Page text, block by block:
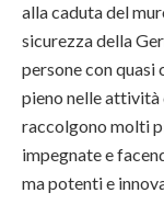
alla caduta del
sicurezza della
persone con quasi
pieno nelle attività
raccolgono molti
impegnate e
ma potenti e